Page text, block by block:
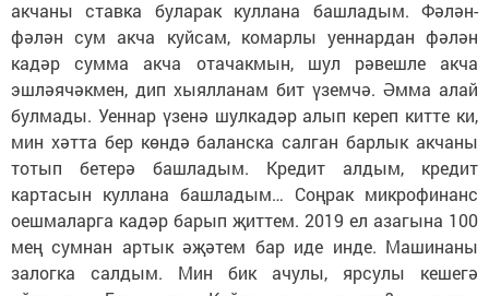
акчаны ставка буларак куллана башладым. Фәлән-
фәлән сум акча куйсам, комарлы уеннардан фәлән
кадәр сумма акча отачакмын, шул рәвешле акча
эшләячәкмен, дип хыялланам бит үземчә. Әмма алай
булмады. Уеннар үзенә шулкадәр алып кереп китте ки,
мин хәтта бер көндә баланска салган барлык акчаны
тотып бетерә башладым. Кредит алдым, кредит
картасын куллана башладым… Соңрак микрофинанс
оешмаларга кадәр барып җиттем. 2019 ел азагына 100
мең сумнан артык әҗәтем бар иде инде. Машинаны
залогка салдым. Мин бик ачулы, ярсулы кешегә